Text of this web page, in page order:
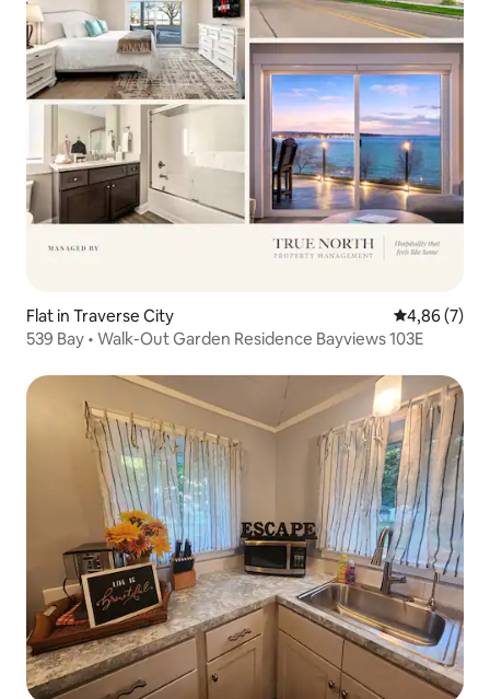
Flat in Traverse City Gemiddelde
4,86 (7)
539 Bay • Walk-Out Garden Residence Bayviews 103E